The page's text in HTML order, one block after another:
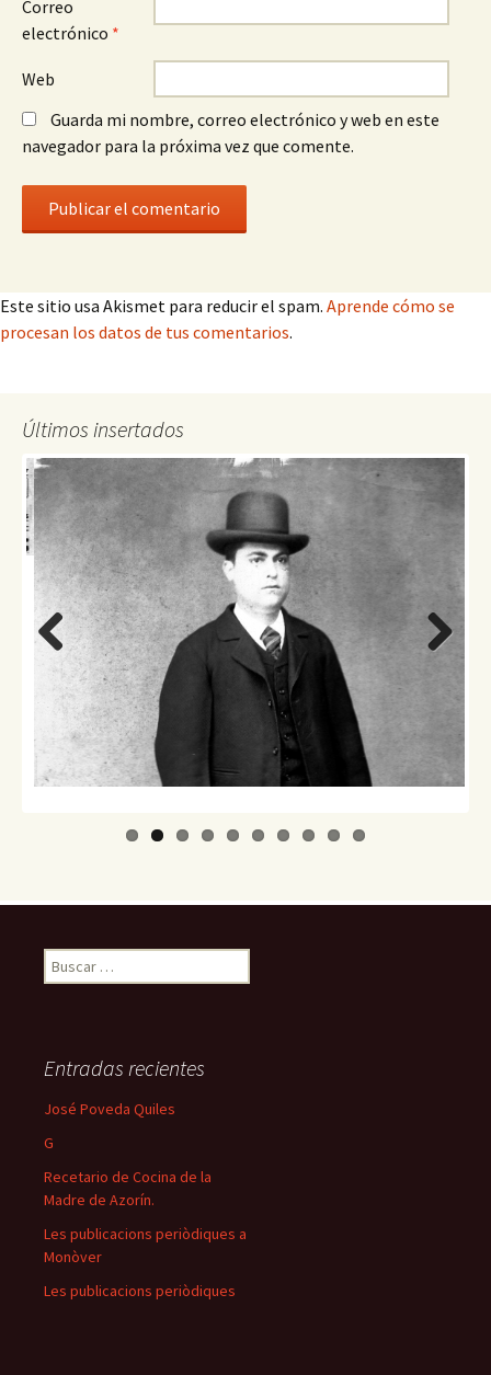
Correo
electrónico *
Web
Guarda mi nombre, correo electrónico y web en este
navegador para la próxima vez que comente.
Este sitio usa Akismet para reducir el spam. Aprende cómo se
procesan los datos de tus comentarios.
Últimos insertados
Previo
Buscar:
Entradas recientes
José Poveda Quiles
G
Recetario de Cocina de la
Madre de Azorín.
Les publicacions periòdiques a
Monòver
Les publicacions periòdiques